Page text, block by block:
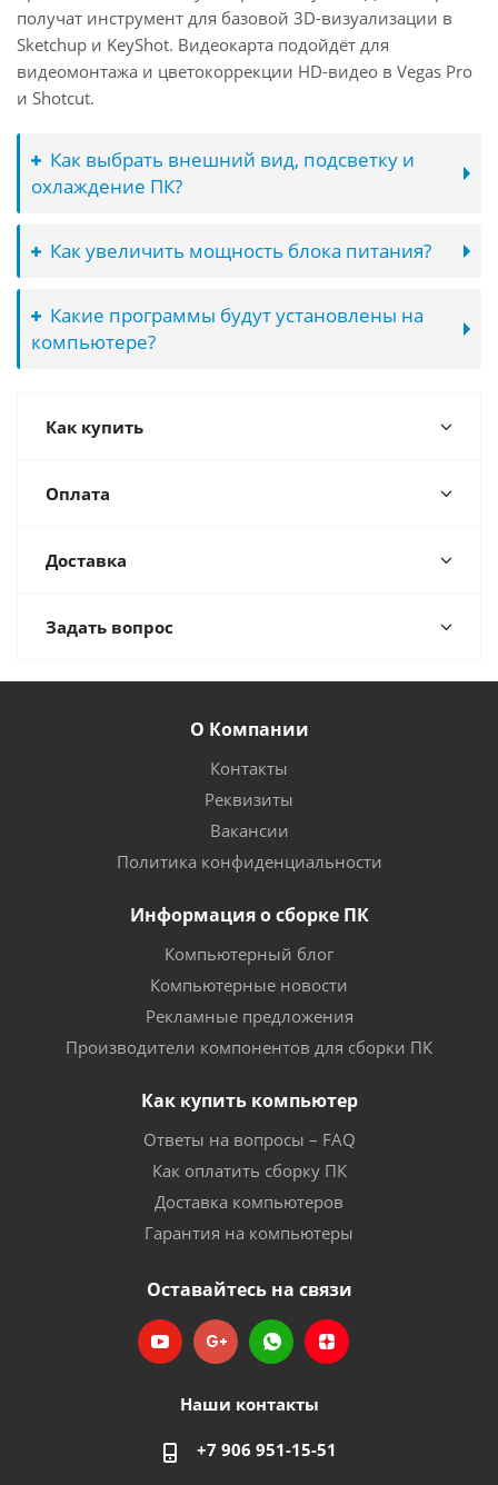
получат инструмент для базовой 3D-визуализации в
Sketchup и KeyShot. Видеокарта подойдёт для
видеомонтажа и цветокоррекции HD-видео в Vegas Pro
и Shotcut.
Как выбрать внешний вид, подсветку и
охлаждение ПК?
Как увеличить мощность блока питания?
Какие программы будут установлены на
компьютере?
Как купить
Оплата
Доставка
Задать вопрос
О Компании
Контакты
Реквизиты
Вакансии
Политика конфиденциальности
Информация о сборке ПК
Компьютерный блог
Компьютерные новости
Рекламные предложения
Производители компонентов для сборки ПК
Как купить компьютер
Ответы на вопросы – FAQ
Как оплатить сборку ПК
Доставка компьютеров
Гарантия на компьютеры
Оставайтесь на связи
Наши контакты
+7 906 951-15-51